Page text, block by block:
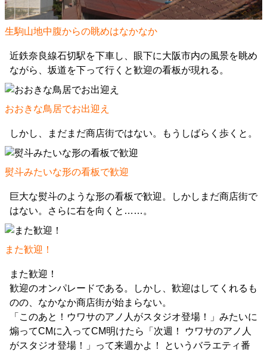
生駒山地中腹からの眺めはなかなか
近鉄奈良線石切駅を下車し、眼下に大阪市内の風景を眺め
ながら、坂道を下って行くと歓迎の看板が現れる。
おおきな鳥居でお出迎え
しかし、まだまだ商店街ではない。もうしばらく歩くと。
熨斗みたいな形の看板で歓迎
巨大な熨斗のような形の看板で歓迎。しかしまだ商店街で
はない。さらに右を向くと……。
また歓迎！
また歓迎！
歓迎のオンパレードである。しかし、歓迎はしてくれるも
のの、なかなか商店街が始まらない。
「このあと！ウワサのアノ人がスタジオ登場！」みたいに
煽ってCMに入ってCM明けたら「次週！ ウワサのアノ人
がスタジオ登場！」って来週かよ！ というバラエティ番